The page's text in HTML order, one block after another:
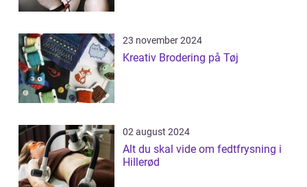
23 november 2024
Kreativ Brodering på Tøj
02 august 2024
Alt du skal vide om fedtfrysning i
Hillerød